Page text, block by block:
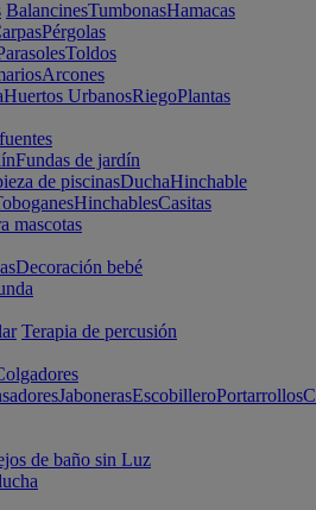
BalancinesTumbonasHamacas
Pérgolas
Toldos
Arcones
Huertos UrbanosRiegoPlantas
Fundas de jardín
de piscinasDuchaHinchable
HinchablesCasitas
mascotas
Decoración bebé
Terapia de percusión
JabonerasEscobilleroPortarrollos
de baño sin Luz